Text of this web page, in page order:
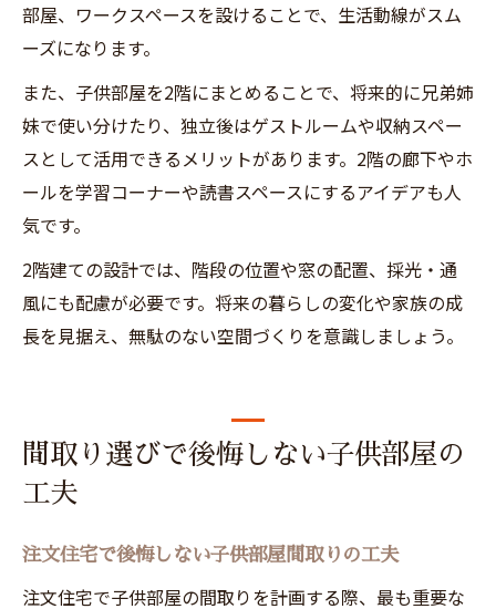
部屋、ワークスペースを設けることで、生活動線がスム
ーズになります。
また、子供部屋を2階にまとめることで、将来的に兄弟姉
妹で使い分けたり、独立後はゲストルームや収納スペー
スとして活用できるメリットがあります。2階の廊下やホ
ールを学習コーナーや読書スペースにするアイデアも人
気です。
2階建ての設計では、階段の位置や窓の配置、採光・通
風にも配慮が必要です。将来の暮らしの変化や家族の成
長を見据え、無駄のない空間づくりを意識しましょう。
間取り選びで後悔しない子供部屋の
工夫
注文住宅で後悔しない子供部屋間取りの工夫
注文住宅で子供部屋の間取りを計画する際、最も重要な